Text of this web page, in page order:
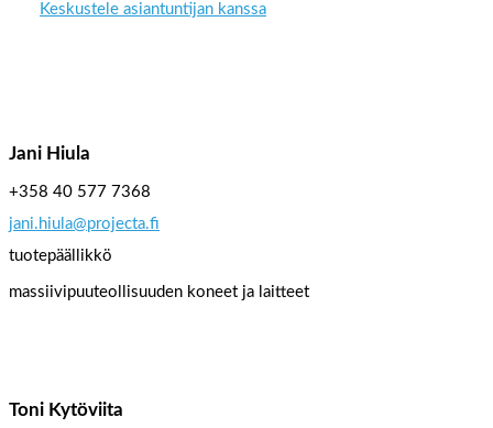
Keskustele asiantuntijan kanssa
Jani Hiula
+358 40 577 7368
jani.hiula@projecta.fi
tuotepäällikkö
massiivipuuteollisuuden koneet ja laitteet
Toni Kytöviita